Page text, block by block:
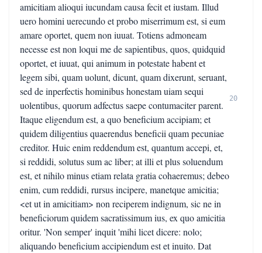
amicitiam alioqui iucundam causa fecit et iustam. Illud
uero homini uerecundo et probo miserrimum est, si eum
amare oportet, quem non iuuat. Totiens admoneam
necesse est non loqui me de sapientibus, quos, quidquid
oportet, et iuuat, qui animum in potestate habent et
legem sibi, quam uolunt, dicunt, quam dixerunt, seruant,
sed de inperfectis hominibus honestam uiam sequi
uolentibus, quorum adfectus saepe contumaciter parent.
Itaque eligendum est, a quo beneficium accipiam; et
quidem diligentius quaerendus beneficii quam pecuniae
creditor. Huic enim reddendum est, quantum accepi, et,
si reddidi, solutus sum ac liber; at illi et plus soluendum
est, et nihilo minus etiam relata gratia cohaeremus; debeo
enim, cum reddidi, rursus incipere, manetque amicitia;
<et ut in amicitiam> non reciperem indignum, sic ne in
beneficiorum quidem sacratissimum ius, ex quo amicitia
oritur. 'Non semper' inquit 'mihi licet dicere: nolo;
aliquando beneficium accipiendum est et inuito. Dat
20